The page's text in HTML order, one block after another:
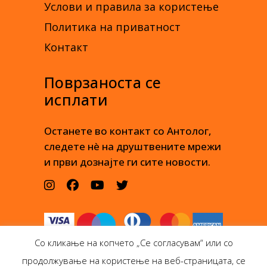
Услови и правила за користење
Политика на приватност
Контакт
Поврзаноста се
исплати
Останете во контакт со Антолог,
следете нè на друштвените мрежи
и први дознајте ги сите новости.
Со кликање на копчето „Се согласувам“ или со
продолжување на користење на веб-страницата, се